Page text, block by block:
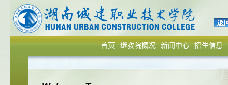
首页 继教院概况 新闻中心 招生信息